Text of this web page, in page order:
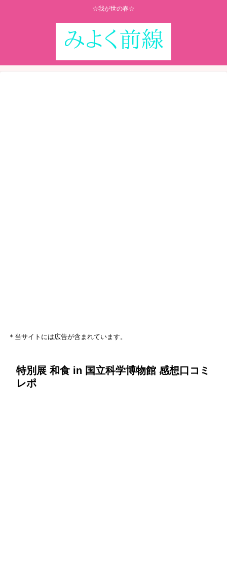
☆我が世の春☆
＊当サイトには広告が含まれています。
特別展 和食 in 国立科学博物館 感想口コミ
レポ